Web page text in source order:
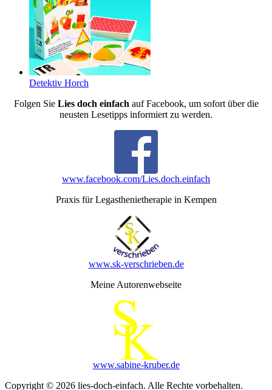
Detektiv Horch
Folgen Sie Lies doch einfach auf Facebook, um sofort über die
neusten Lesetipps informiert zu werden.
www.facebook.com/Lies.doch.einfach
Praxis für Legasthenietherapie in Kempen
www.sk-verschrieben.de
Meine Autorenwebseite
www.sabine-kruber.de
Copyright © 2026 lies-doch-einfach. Alle Rechte vorbehalten.